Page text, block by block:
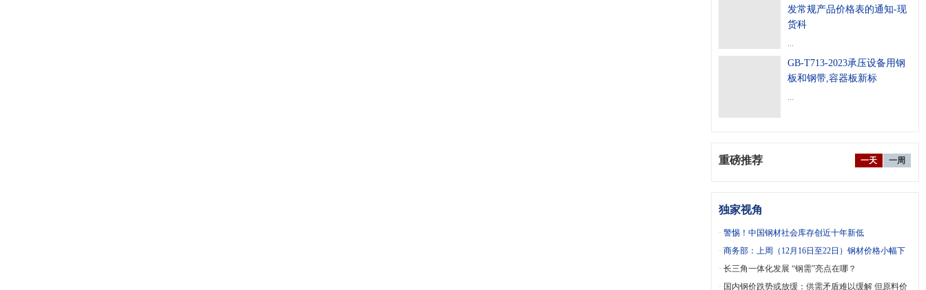
发常规产品价格表的通知-现
货科
...
GB-T713-2023承压设备用钢
板和钢带,容器板新标
...
一天 一周
重磅推荐
独家视角
· 警惕！中国钢材社会库存创近十年新低
· 商务部：上周（12月16日至22日）钢材价格小幅下
降
· 长三角一体化发展 “钢需”亮点在哪？
· 国内钢价跌势或放缓：供需矛盾难以缓解 但原料价